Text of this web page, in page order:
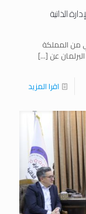
الذاتية
وفد برلماني من المملكة
عن […]
اقرا المزيد